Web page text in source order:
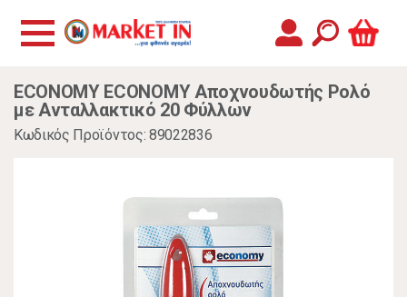
ECONOMY ECONOMY Αποχνουδωτής Ρολό
με Ανταλλακτικό 20 Φύλλων
Κωδικός Προϊόντος: 89022836